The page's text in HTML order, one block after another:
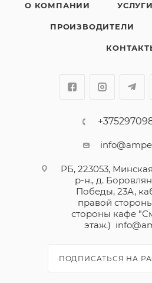
О КОМПАНИИ УСЛУГИ
ПРОИЗВОДИТЕЛИ
РБ, 223053,
р-н., д.
Победы, 23А,
правой
стороны кафе
этаж.)
ПОДПИСАТЬСЯ НА